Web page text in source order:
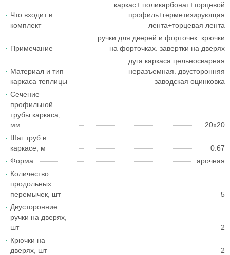
Что входит в
комплект
каркас+ поликарбонат+торцевой
профиль+герметизирующая
лента+торцевая лента
Примечание
ручки для дверей и форточек. крючки
на форточках. завертки на дверях
Материал и тип
каркаса теплицы
дуга каркаса цельносварная
неразъемная. двусторонняя
заводская оцинковка
Сечение
профильной
трубы каркаса,
мм
20x20
Шаг труб в
каркасе, м
0.67
Форма
арочная
Количество
продольных
перемычек, шт
5
Двусторонние
ручки на дверях,
шт
2
Крючки на
дверях, шт
2